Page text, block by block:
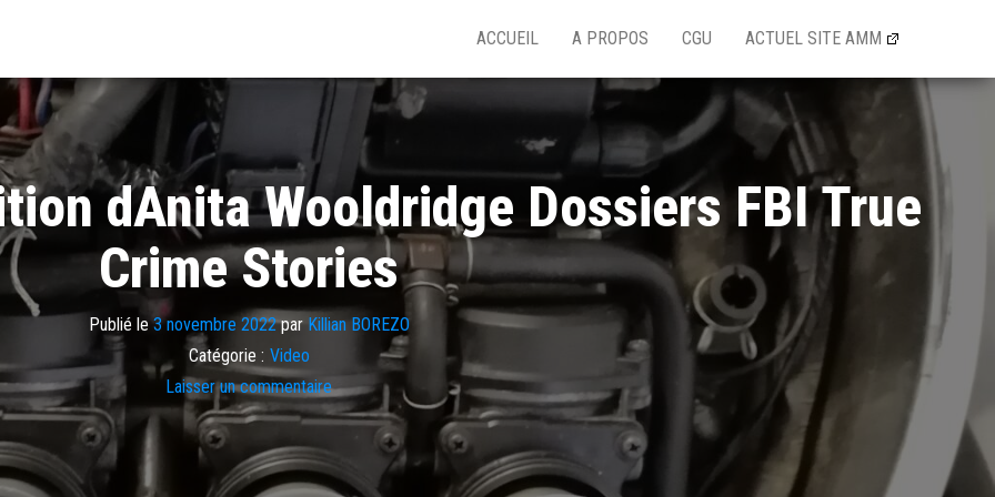
ACCUEIL A PROPOS CGU ACTUEL SITE AMM
dAnita Wooldridge Dossiers FBI True
Crime Stories
Publié le3 novembre 2022par Killian BOREZO
Catégorie : Video
Laisser un commentaire